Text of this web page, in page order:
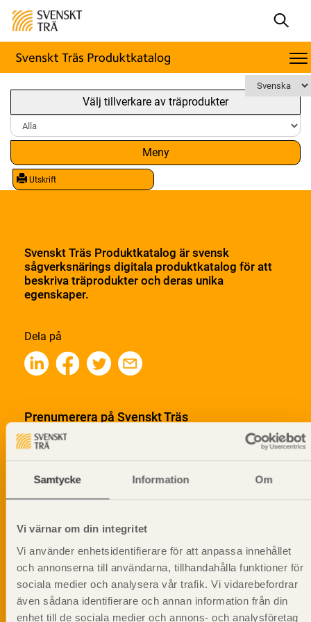
Samtycke Information Om
Vi värnar om din integritet
Vi använder enhetsidentifierare för att anpassa innehållet
och annonserna till användarna, tillhandahålla funktioner för
sociala medier och analysera vår trafik. Vi vidarebefordrar
även sådana identifierare och annan information från din
enhet till de sociala medier och annons- och analysföretag
Välj tillverkare av träprodukter
Meny
Utskrift
Svenskt Träs Produktkatalog är svensk
sågverksnärings digitala produktkatalog för att
beskriva träprodukter och deras unika
egenskaper.
Dela på
Prenumerera på Svenskt Träs
informationsutskick!